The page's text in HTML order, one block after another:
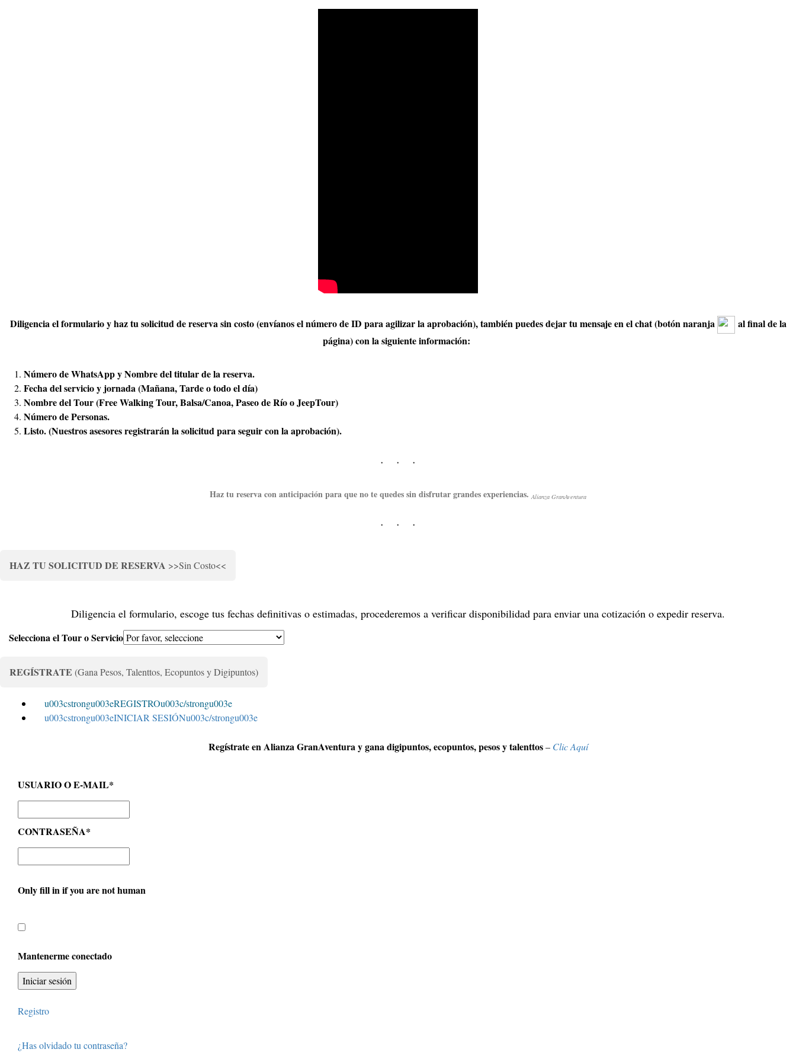
Diligencia el formulario y haz tu solicitud de reserva sin costo (envíanos el número de ID para agilizar la aprobación), también puedes dejar tu mensaje en el chat (botón naranja
al final de la
página) con la siguiente información:
Número de WhatsApp y Nombre del titular de la reserva.
Fecha del servicio y jornada (Mañana, Tarde o todo el día)
Nombre del Tour (Free Walking Tour, Balsa/Canoa, Paseo de Río o JeepTour)
Número de Personas.
Listo. (Nuestros asesores registrarán la solicitud para seguir con la aprobación).
Haz tu reserva con anticipación para que no te quedes sin disfrutar grandes experiencias. Alianza GranAventura
HAZ TU SOLICITUD DE RESERVA >>Sin Costo<<
Diligencia el formulario, escoge tus fechas definitivas o estimadas, procederemos a verificar disponibilidad para enviar una cotización o expedir reserva.
Selecciona el Tour o Servicio
REGÍSTRATE (Gana Pesos, Talenttos, Ecopuntos y Digipuntos)
u003cstrongu003eREGISTROu003c/strongu003e
u003cstrongu003eINICIAR SESIÓNu003c/strongu003e
Regístrate en Alianza GranAventura y gana digipuntos, ecopuntos, pesos y talenttos– Clic Aquí
USUARIO O E-MAIL*
CONTRASEÑA*
Only fill in if you are not human
Mantenerme conectado
Registro
¿Has olvidado tu contraseña?